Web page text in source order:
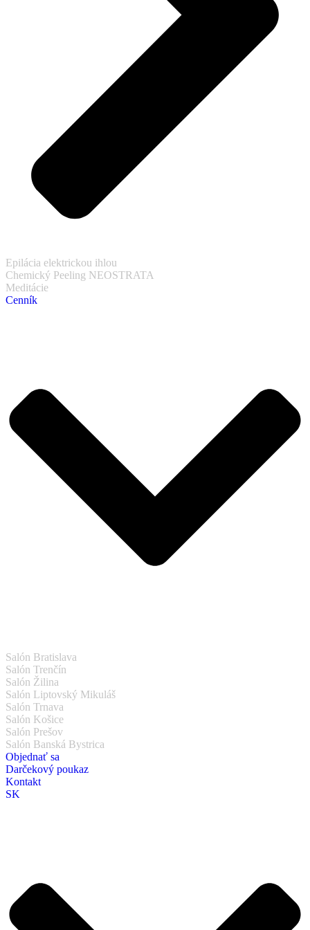
Epilácia elektrickou ihlou
Chemický Peeling NEOSTRATA
Meditácie
Cenník
Salón Bratislava
Salón Trenčín
Salón Žilina
Salón Liptovský Mikuláš
Salón Trnava
Salón Košice
Salón Prešov
Salón Banská Bystrica
Objednať sa
Darčekový poukaz
Kontakt
SK